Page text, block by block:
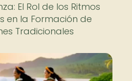
El Rol de los Ritmos
en la Formación de
Tradicionales